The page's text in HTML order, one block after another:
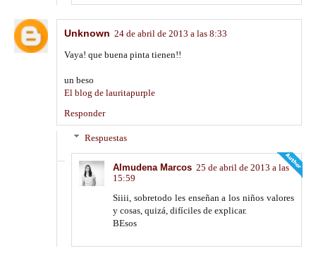
Unknown 24 de abril de 2013 a las 8:33
Vaya! que buena pinta tienen!!
un beso
El blog de lauritapurple
Responder
Respuestas
Almudena Marcos 25 de abril de 2013 a las
15:59
Siiii, sobretodo les enseñan a los niños valores
y cosas, quizá, difíciles de explicar.
BEsos